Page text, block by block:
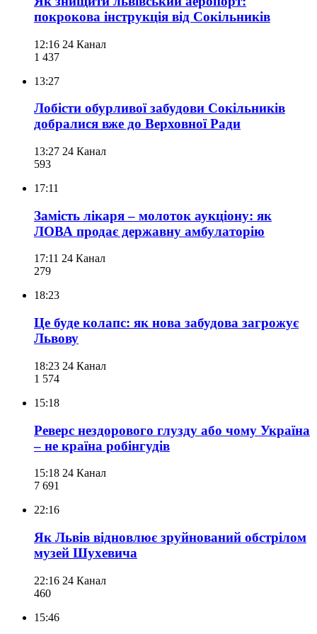
покрокова інструкція від Сокільників
12:16 24 Канал
1 437
13:27
Лобісти обурливої забудови Сокільників
добралися вже до Верховної Ради
13:27 24 Канал
593
17:11
Замість лікаря – молоток аукціону: як
ЛОВА продає державну амбулаторію
17:11 24 Канал
279
18:23
Це буде колапс: як нова забудова загрожує
Львову
18:23 24 Канал
1 574
15:18
Реверс нездорового глузду або чому Україна
– не країна робінгудів
15:18 24 Канал
7 691
22:16
Як Львів відновлює зруйнований обстрілом
музей Шухевича
22:16 24 Канал
460
15:46